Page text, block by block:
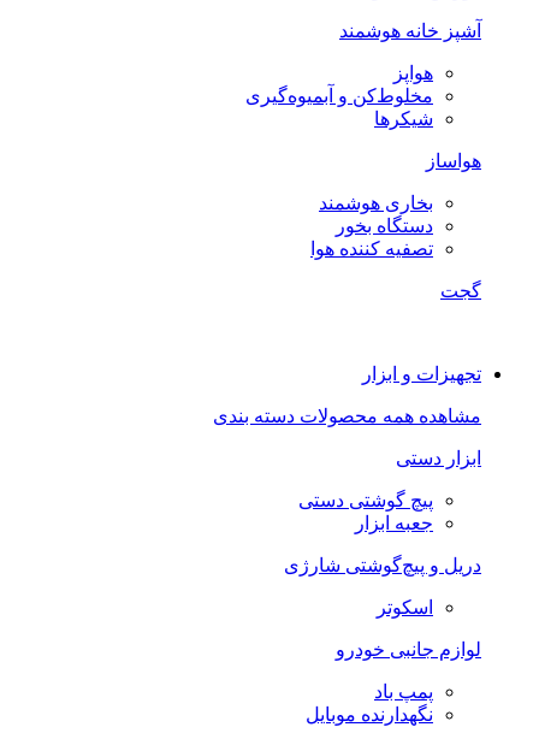
آشپز خانه هوشمند
هواپز
مخلوط‌کن و آبمیوه‌گیری
شیکرها
هواساز
بخاری هوشمند
دستگاه بخور
تصفیه کننده هوا
گجت
تجهیزات و ابزار
مشاهده همه محصولات دسته بندی
ابزار دستی
پیچ گوشتی دستی
جعبه ابزار
دریل و پیچ‌گوشتی شارژی
اسکوتر
لوازم جانبی خودرو
پمپ باد
نگهدارنده موبایل